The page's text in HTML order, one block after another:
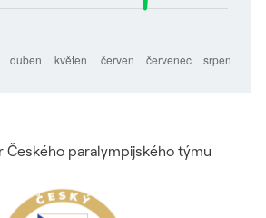
Českého paralympijského týmu